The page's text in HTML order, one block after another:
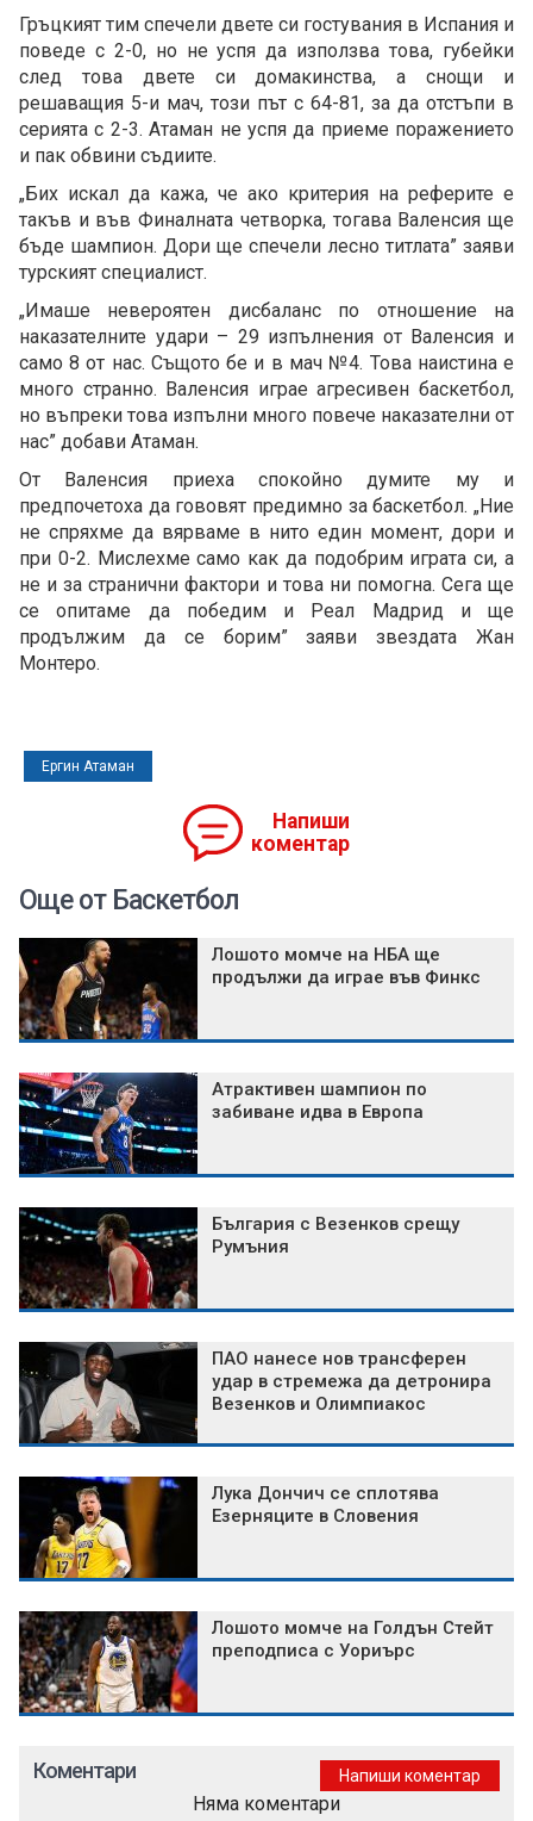
Гръцкият тим спечели двете си гостувания в Испания и
поведе с 2-0, но не успя да използва това, губейки
след това двете си домакинства, а снощи и
решаващия 5-и мач, този път с 64-81, за да отстъпи в
серията с 2-3. Атаман не успя да приеме поражението
и пак обвини съдиите.
„Бих искал да кажа, че ако критерия на реферите е
такъв и във Финалната четворка, тогава Валенсия ще
бъде шампион. Дори ще спечели лесно титлата” заяви
турският специалист.
„Имаше невероятен дисбаланс по отношение на
наказателните удари – 29 изпълнения от Валенсия и
само 8 от нас. Същото бе и в мач №4. Това наистина е
много странно. Валенсия играе агресивен баскетбол,
но въпреки това изпълни много повече наказателни от
нас” добави Атаман.
От Валенсия приеха спокойно думите му и
предпочетоха да гововят предимно за баскетбол. „Ние
не спряхме да вярваме в нито един момент, дори и
при 0-2. Мислехме само как да подобрим играта си, а
не и за странични фактори и това ни помогна. Сега ще
се опитаме да победим и Реал Мадрид и ще
продължим да се борим” заяви звездата Жан
Монтеро.
Ергин Атаман
Напиши
коментар
Още от Баскетбол
Лошото момче на НБА ще
продължи да играе във Финкс
Атрактивен шампион по
забиване идва в Европа
България с Везенков срещу
Румъния
ПАО нанесе нов трансферен
удар в стремежа да детронира
Везенков и Олимпиакос
Лука Дончич се сплотява
Езерняците в Словения
Лошото момче на Голдън Стейт
преподписа с Уориърс
Коментари Напиши коментар
Няма коментари